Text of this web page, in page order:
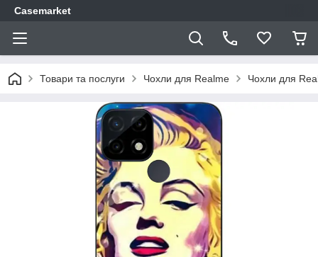
Casemarket
Товари та послуги Чохли для Realme Чохли для